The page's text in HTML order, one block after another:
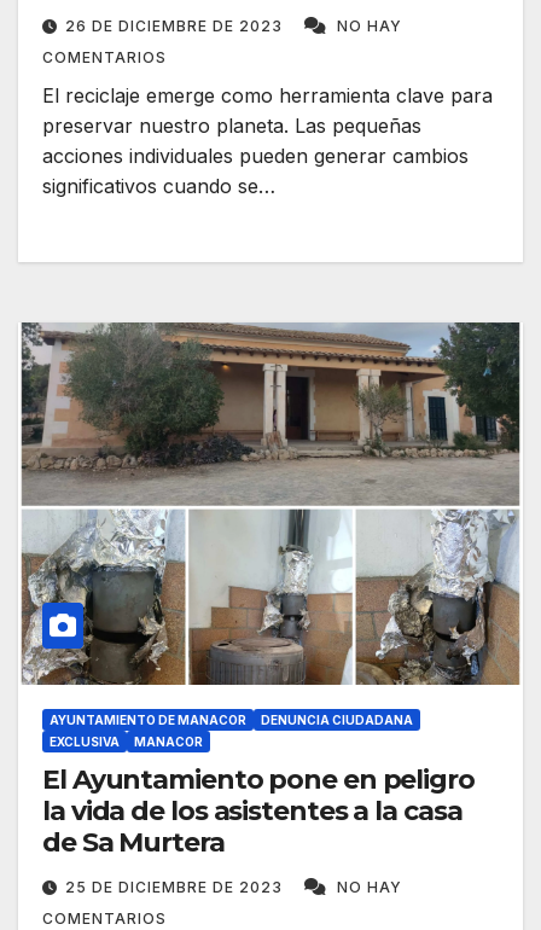
26 DE DICIEMBRE DE 2023
NO HAY
COMENTARIOS
El reciclaje emerge como herramienta clave para
preservar nuestro planeta. Las pequeñas
acciones individuales pueden generar cambios
significativos cuando se…
AYUNTAMIENTO DE MANACOR
DENUNCIA CIUDADANA
EXCLUSIVA
MANACOR
El Ayuntamiento pone en peligro
la vida de los asistentes a la casa
de Sa Murtera
25 DE DICIEMBRE DE 2023
NO HAY
COMENTARIOS